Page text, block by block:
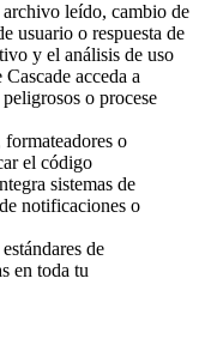
archivo leído, cambio de
usuario o respuesta de
y el análisis de uso
acceda a
o procese
o
el código
sistemas de
notificaciones o
de
en toda tu